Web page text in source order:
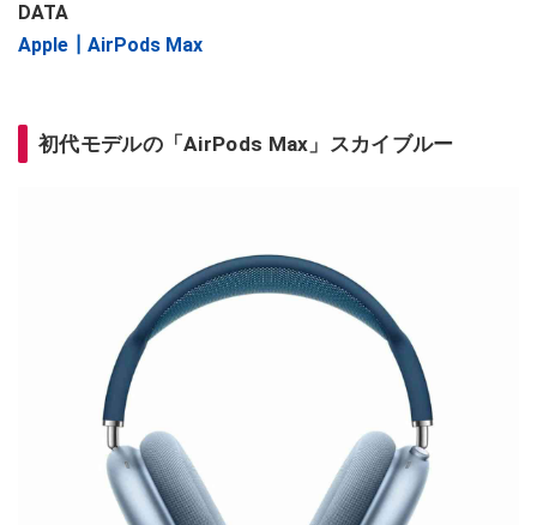
DATA
Apple┃AirPods Max
初代モデルの「AirPods Max」スカイブルー